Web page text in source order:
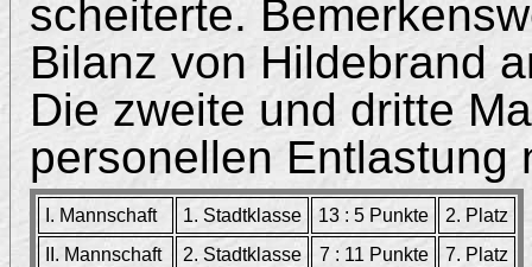
scheiterte.
Bilanz von Hildebrand
Die zweite und dritte
personellen Entlastung
I. Mannschaft 1. Stadtklasse 13 : 5 Punkte
2. Platz
II. Mannschaft
2. Stadtklasse 7 : 11 Punkte
7. Platz